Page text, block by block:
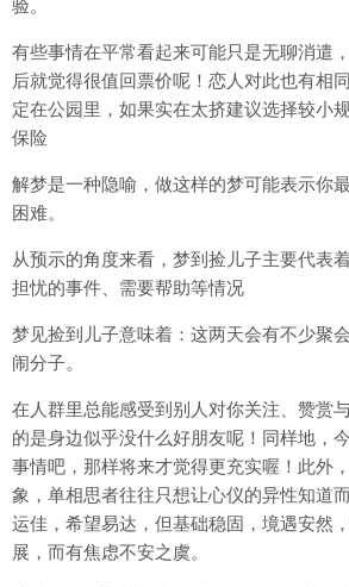
验。
有些事情在平常看起来可能只是无聊消遣
后就觉得很值回票价呢！恋人对此也有相
定在公园里，如果实在太挤建议选择较小
保险
解梦是一种隐喻，做这样的梦可能表示你
困难。
从预示的角度来看，梦到捡儿子主要代表
担忧的事件、需要帮助等情况
梦见捡到儿子意味着：这两天会有不少聚
闹分子。
在人群里总能感受到别人对你关注、赞赏
的是身边似乎没什么好朋友呢！同样地，
事情吧，那样将来才觉得更充实喔！此外
象，单相思者往往只想让心仪的异性知道
运佳，希望易达，但基础稳固，境遇安然
展，而有焦虑不安之虞。